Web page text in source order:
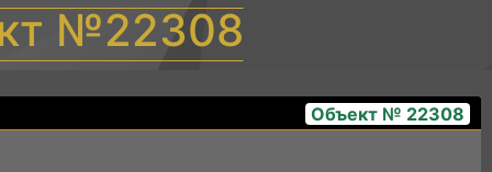
№22308
Объект № 22308